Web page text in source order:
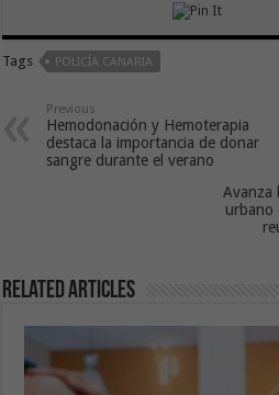
Tags POLICÍA CANARIA
Previous
Hemodonación y Hemoterapia
destaca la importancia de donar
sangre durante el verano
Avanza
urbano
Related Articles